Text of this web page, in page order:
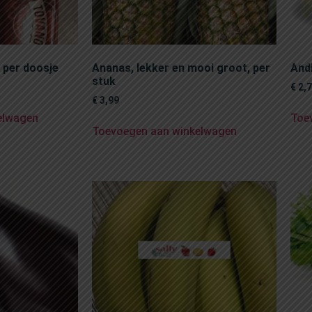
doosje
Ananas, lekker en mooi groot, per
stuk
€ 3,99
Toevoegen aan winkelwagen
€